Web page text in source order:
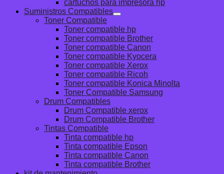
cartuchos para impresora hp
Suministros Compatibles
Toner Compatible
Toner compatible hp
Toner compatible Brother
Toner compatible Canon
Toner compatible Kyocera
Toner compatible Xerox
Toner compatible Ricoh
Toner compatible Konica Minolta
Toner Compatible Samsung
Drum Compatibles
Drum Compatible xerox
Drum Compatible Brother
Tintas Compatible
Tinta compatible hp
Tinta compatible Epson
Tinta compatible Canon
Tinta compatible Brother